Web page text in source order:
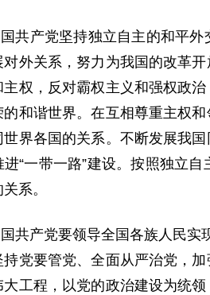
共产党坚持独立自主的和平
对外关系，努力为我国的改革
主权，反对霸权主义和强权政
的和谐世界。在互相尊重主权
世界各国的关系。不断发展我
进“一带一路”建设。按照独立
系。
共产党要领导全国各族人民实
持党要管党、全面从严治党，
大工程，以党的政治建设为统